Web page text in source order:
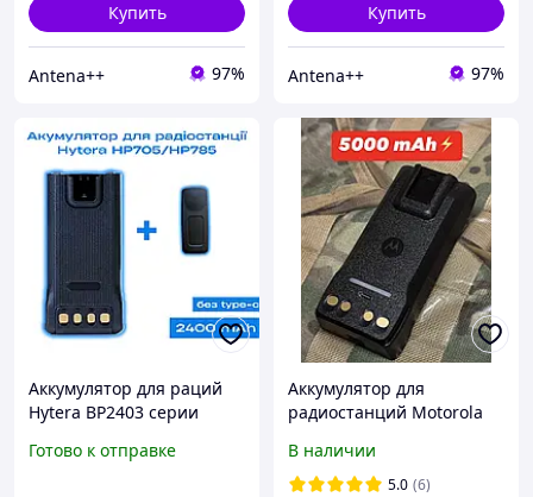
Купить
Antena++ 97%
Купить
Antena++ 97%
Аккумулятор для раций
Hytera BP2403 серии
2400 мАг
Готово к отправке
Аккумулятор для
радиостанций Motorola
батарея аккумулятор для
рации Motorola R7a
В наличии
5.0 (6)